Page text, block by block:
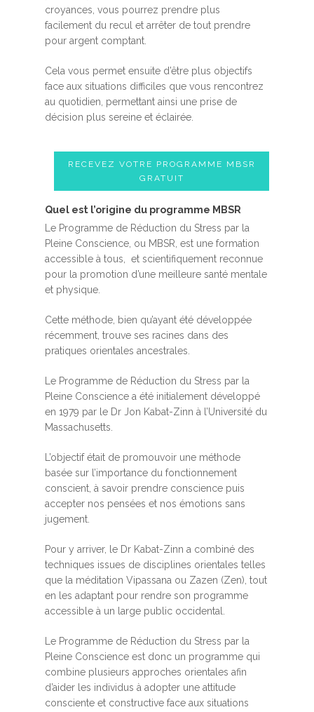
croyances, vous pourrez prendre plus
facilement du recul et arrêter de tout prendre
pour argent comptant.
Cela vous permet ensuite d’être plus objectifs
face aux situations difficiles que vous rencontrez
au quotidien, permettant ainsi une prise de
décision plus sereine et éclairée.
RECEVEZ VOTRE PROGRAMME MBSR
GRATUIT
Quel est l’origine du programme MBSR
Le Programme de Réduction du Stress par la
Pleine Conscience, ou MBSR, est une formation
accessible à tous, et scientifiquement reconnue
pour la promotion d’une meilleure santé mentale
et physique.
Cette méthode, bien qu’ayant été développée
récemment, trouve ses racines dans des
pratiques orientales ancestrales.
Le Programme de Réduction du Stress par la
Pleine Conscience a été initialement développé
en 1979 par le Dr Jon Kabat-Zinn à l’Université du
Massachusetts.
L’objectif était de promouvoir une méthode
basée sur l’importance du fonctionnement
conscient, à savoir prendre conscience puis
accepter nos pensées et nos émotions sans
jugement.
Pour y arriver, le Dr Kabat-Zinn a combiné des
techniques issues de disciplines orientales telles
que la méditation Vipassana ou Zazen (Zen), tout
en les adaptant pour rendre son programme
accessible à un large public occidental.
Le Programme de Réduction du Stress par la
Pleine Conscience est donc un programme qui
combine plusieurs approches orientales afin
d’aider les individus à adopter une attitude
consciente et constructive face aux situations